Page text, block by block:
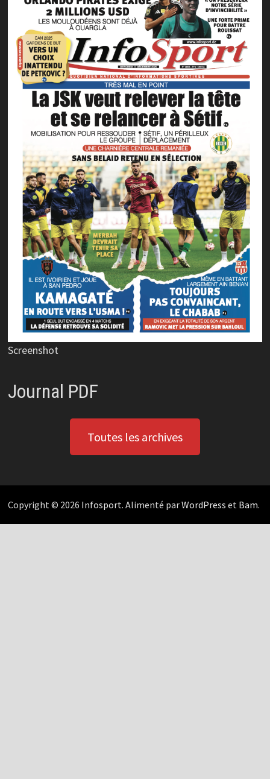
Screenshot
Journal PDF
Toutes les archives
Copyright © 2026 Infosport. Alimenté parWordPress et Bam.